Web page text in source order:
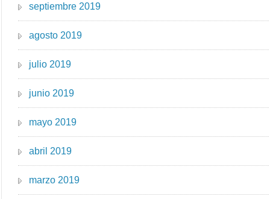
septiembre 2019
agosto 2019
julio 2019
junio 2019
mayo 2019
abril 2019
marzo 2019